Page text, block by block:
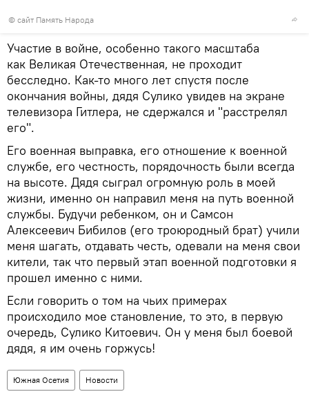
© сайт Память Народа
Участие в войне, особенно такого масштаба
как Великая Отечественная, не проходит
бесследно. Как-то много лет спустя после
окончания войны, дядя Сулико увидев на экране
телевизора Гитлера, не сдержался и "расстрелял
его".
Его военная выправка, его отношение к военной
службе, его честность, порядочность были всегда
на высоте. Дядя сыграл огромную роль в моей
жизни, именно он направил меня на путь военной
службы. Будучи ребенком, он и Самсон
Алексеевич Бибилов (его троюродный брат) учили
меня шагать, отдавать честь, одевали на меня свои
кители, так что первый этап военной подготовки я
прошел именно с ними.
Если говорить о том на чьих примерах
происходило мое становление, то это, в первую
очередь, Сулико Китоевич. Он у меня был боевой
дядя, я им очень горжусь!
Южная Осетия Новости